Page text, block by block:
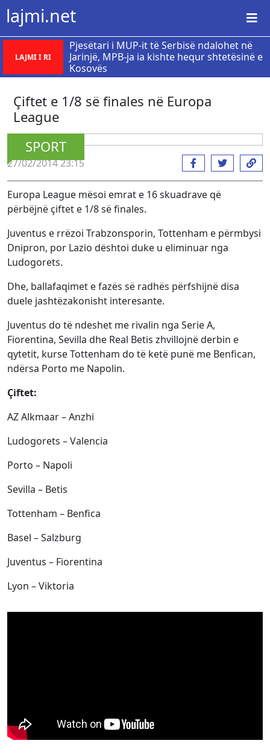
lajmi.net
LAJMI I RI
Pjesëtari i MUP-it të Serbisë ndalohet në
Jarinjë, MPB-ja ia kishte hequr shtetësinë e
Kosovës
Çiftet e 1/8 së finales në Europa
League
SPORT
27/02/2014 23:15
Europa League mësoi emrat e 16 skuadrave që
përbëjnë çiftet e 1/8 së finales.
Juventus e rrëzoi Trabzonsporin, Tottenham e përmbysi
Dnipron, por Lazio dështoi duke u eliminuar nga
Ludogorets.
Dhe, ballafaqimet e fazës së radhës përfshijnë disa
duele jashtëzakonisht interesante.
Juventus do të ndeshet me rivalin nga Serie A,
Fiorentina, Sevilla dhe Real Betis zhvillojnë derbin e
qytetit, kurse Tottenham do të ketë punë me Benfican,
ndërsa Porto me Napolin.
Çiftet:
AZ Alkmaar – Anzhi
Ludogorets – Valencia
Porto – Napoli
Sevilla – Betis
Tottenham – Benfica
Basel – Salzburg
Juventus – Fiorentina
Lyon – Viktoria